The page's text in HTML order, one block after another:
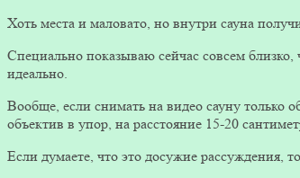
Хоть места и маловато, но внутри сауна
Специально показываю сейчас совсем
идеально.
Вообще, если снимать на видео сауну только
объектив в упор, на расстояние 15-20
Если думаете, что это досужие рассуждения,